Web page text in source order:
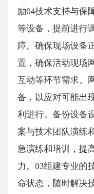
励04技术支持与保
等设备，提前进行
障。确保现场设备
置，确保活动现场
互动等环节需求。
备，以应对可能出
利进行。备份设备
案与技术团队演练
急演练和培训，提
力。03组建专业的
命状态，随时解决